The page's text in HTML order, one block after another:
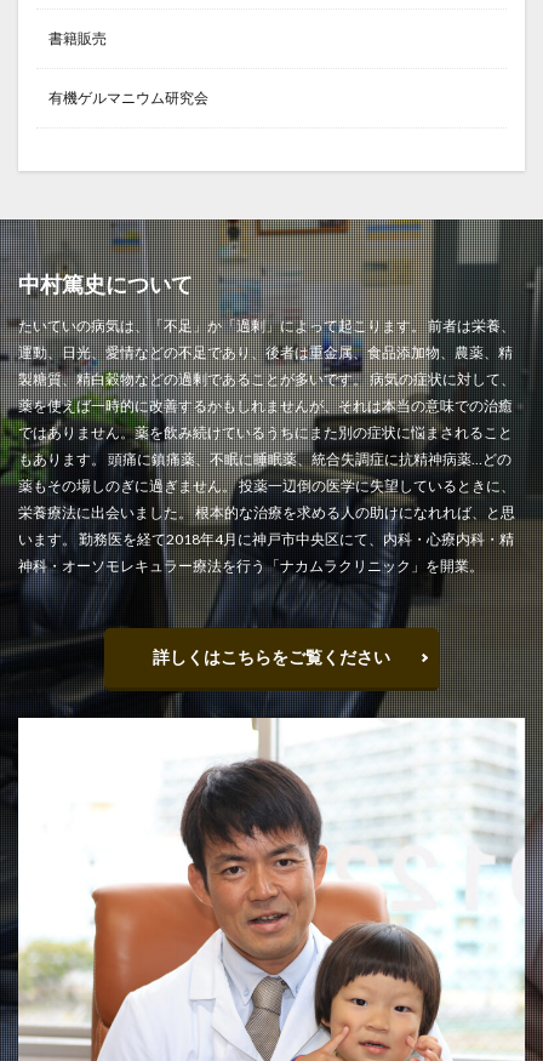
書籍販売
有機ゲルマニウム研究会
中村篤史について
たいていの病気は、「不足」か「過剰」によって起こります。 前者は栄養、
運動、日光、愛情などの不足であり、後者は重金属、食品添加物、農薬、精
製糖質、精白穀物などの過剰であることが多いです。 病気の症状に対して、
薬を使えば一時的に改善するかもしれませんが、それは本当の意味での治癒
ではありません。薬を飲み続けているうちにまた別の症状に悩まされること
もあります。 頭痛に鎮痛薬、不眠に睡眠薬、統合失調症に抗精神病薬…どの
薬もその場しのぎに過ぎません。 投薬一辺倒の医学に失望しているときに、
栄養療法に出会いました。 根本的な治療を求める人の助けになれれば、と思
います。 勤務医を経て2018年4月に神戸市中央区にて、内科・心療内科・精
神科・オーソモレキュラー療法を行う「ナカムラクリニック」を開業。
詳しくはこちらをご覧ください